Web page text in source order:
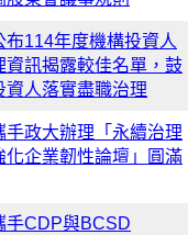
布114年度機構投資人
資訊揭露較佳名單，鼓
資人落實盡職治理
手政大辦理「永續治理
化企業韌性論壇」圓滿
手CDP與BCSD